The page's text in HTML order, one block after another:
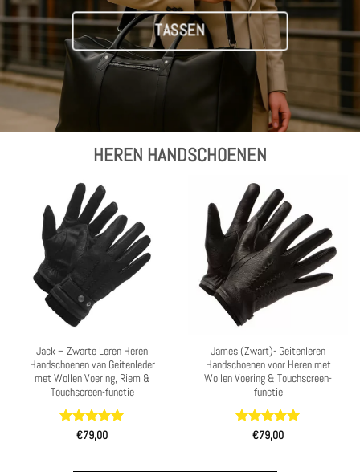
TASSEN
HEREN HANDSCHOENEN
Jack – Zwarte Leren Heren
Handschoenen van Geitenleder
met Wollen Voering, Riem &
Touchscreen-functie
Waardering
€79,00
James (Zwart)- Geitenleren
Handschoenen voor Heren met
Wollen Voering & Touchscreen-
functie
Waardering
€79,00